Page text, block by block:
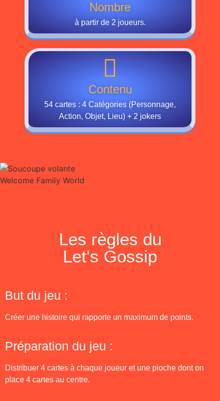
Nombre
à partir de 2 joueurs.
Contenu
54 cartes : 4 Catégories (Personnage,
Action, Objet, Lieu) + 2 jokers
Les règles du
Let's Gossip
But du jeu :
Créer une histoire qui rapporte un maximum de points.
Préparation du jeu :
Distribuer 4 cartes à chaque joueur et une pioche dont on
place 4 cartes au centre.